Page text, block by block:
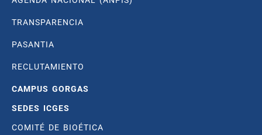
TRANSPARENCIA
PASANTIA
RECLUTAMIENTO
CAMPUS GORGAS
SEDES ICGES
COMITÉ DE BIOÉTICA